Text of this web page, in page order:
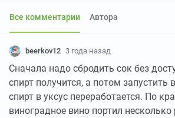
Все комментарии Автора
beerkov12 3 года назад
Сначала надо сбродить сок без
спирт получится, а потом запустить
спирт в уксус переработается. По
виноградное вино портил несколько